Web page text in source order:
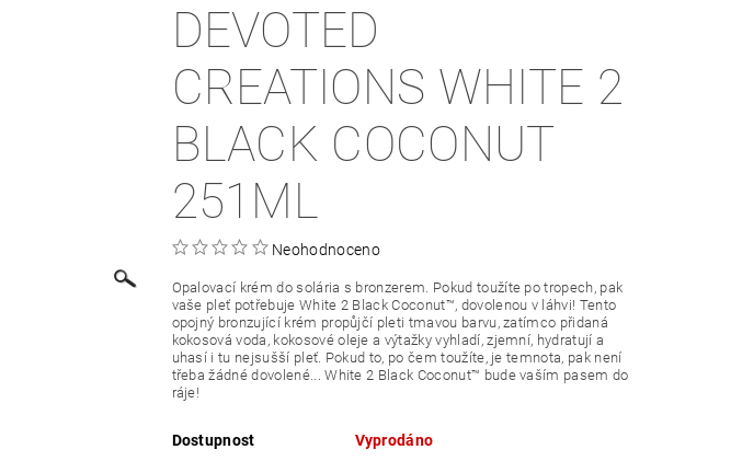
DEVOTED
CREATIONS WHITE 2
BLACK COCONUT
251ML
Neohodnoceno
Opalovací krém do solária s bronzerem. Pokud toužíte po tropech, pak
vaše pleť potřebuje White 2 Black Coconut™, dovolenou v láhvi! Tento
opojný bronzující krém propůjčí pleti tmavou barvu, zatímco přidaná
kokosová voda, kokosové oleje a výtažky vyhladí, zjemní, hydratují a
uhasí i tu nejsušší pleť. Pokud to, po čem toužíte, je temnota, pak není
třeba žádné dovolené... White 2 Black Coconut™ bude vaším pasem do
ráje!
Dostupnost Vyprodáno